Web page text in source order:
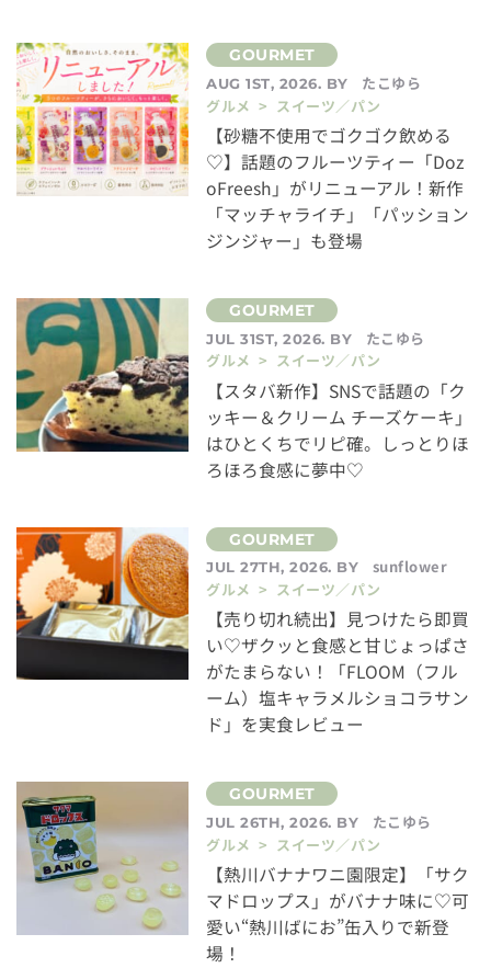
AUG 1ST, 2026. BY
たこゆら
グルメ > スイーツ／パン
【砂糖不使用でゴクゴク飲める
♡】話題のフルーツティー「Doz
oFreesh」がリニューアル！新作
「マッチャライチ」「パッション
ジンジャー」も登場
JUL 31ST, 2026. BY
たこゆら
グルメ > スイーツ／パン
【スタバ新作】SNSで話題の「ク
ッキー＆クリーム チーズケーキ」
はひとくちでリピ確。しっとりほ
ろほろ食感に夢中♡
JUL 27TH, 2026. BY
sunflower
グルメ > スイーツ／パン
【売り切れ続出】見つけたら即買
い♡ザクッと食感と甘じょっぱさ
がたまらない！「FLOOM（フル
ーム）塩キャラメルショコラサン
ド」を実食レビュー
JUL 26TH, 2026. BY
たこゆら
グルメ > スイーツ／パン
【熱川バナナワニ園限定】「サク
マドロップス」がバナナ味に♡可
愛い“熱川ばにお”缶入りで新登
場！